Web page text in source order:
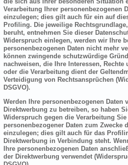
Verarbeitung Ihrer personenbezogenen
einzulegen; dies gilt auch für ein auf
Profiling. Die jeweilige
beruht, entnehmen Sie dieser
Widerspruch einlegen, werden wir Ihre
personenbezogenen Daten nicht mehr
können zwingende schutzwürdige
nachweisen, die Ihre Interessen, Rechte
oder die Verarbeitung dient der
Verteidigung von Rechtsansprüchen
DSGVO).
Werden Ihre personenbezogenen Daten
Direktwerbung zu betreiben, so haben
Widerspruch gegen die Verarbeitung
personenbezogener Daten zum Zwecke
einzulegen; dies gilt auch für das
Direktwerbung in Verbindung steht.
Ihre personenbezogenen Daten
der Direktwerbung verwendet